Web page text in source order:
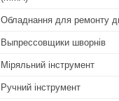
Обладнання для ремонту
Выпрессовщики шворнів
Міряльний інструмент
Ручний інструмент